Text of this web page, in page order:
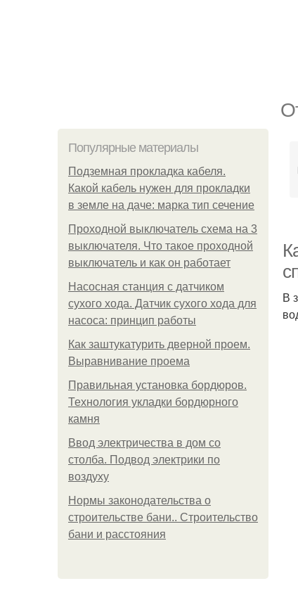
Популярные материалы
Подземная прокладка кабеля.
Какой кабель нужен для прокладки
в земле на даче: марка тип сечение
Проходной выключатель схема на 3
выключателя. Что такое проходной
выключатель и как он работает
Насосная станция с датчиком
сухого хода. Датчик сухого хода для
насоса: принцип работы
Как заштукатурить дверной проем.
Выравнивание проема
Правильная установка бордюров.
Технология укладки бордюрного
камня
Ввод электричества в дом со
столба. Подвод электрики по
воздуху
Нормы законодательства о
строительстве бани.. Строительство
бани и расстояния
В